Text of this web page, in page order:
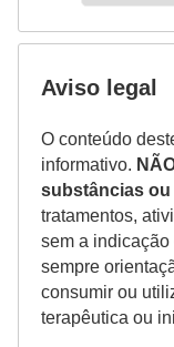
Aviso legal
O conteúdo
informativo.
substâncias
tratamentos,
sem a
sempre
consumir ou
terapêutica ou